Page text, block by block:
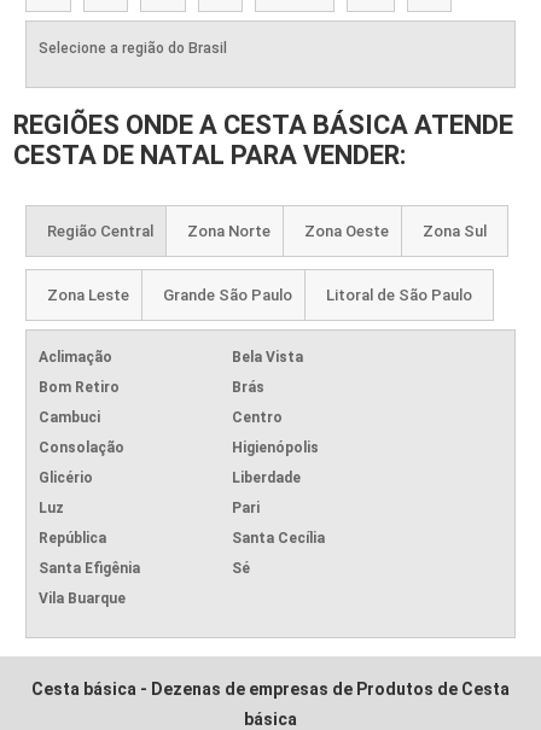
Selecione a região do Brasil
REGIÕES ONDE A CESTA BÁSICA ATENDE
CESTA DE NATAL PARA VENDER:
Região Central Zona Norte Zona Oeste Zona Sul
Zona Leste Grande São Paulo Litoral de São Paulo
Aclimação
Bela Vista
Bom Retiro
Brás
Cambuci
Centro
Consolação
Higienópolis
Glicério
Liberdade
Luz
Pari
República
Santa Cecília
Santa Efigênia
Sé
Vila Buarque
Cesta básica - Dezenas de empresas de Produtos de Cesta
básica